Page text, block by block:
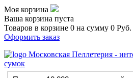
Моя корзина
Ваша корзина пуста
Товаров в корзине 0 на сумму 0 Руб.
Оформить заказ